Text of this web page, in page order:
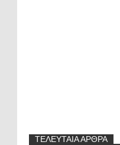
ΤΕΛΕΥΤΑΙΑ ΑΡΘΡΑ